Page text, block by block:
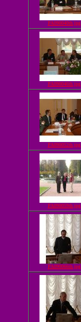
PA090040th.jpg
PA090046th.jpg
PA090052th.jpg
PA090059th.jpg
PA090066th.jpg